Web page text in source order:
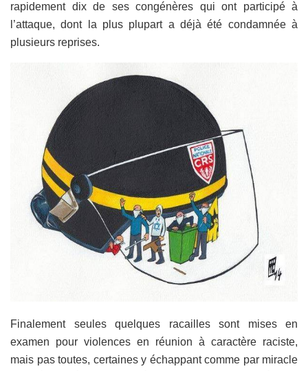
rapidement dix de ses congénères qui ont participé à
l’attaque, dont la plus plupart a déjà été condamnée à
plusieurs reprises.
Finalement seules quelques racailles sont mises en
examen pour violences en réunion à caractère raciste,
mais pas toutes, certaines y échappant comme par miracle